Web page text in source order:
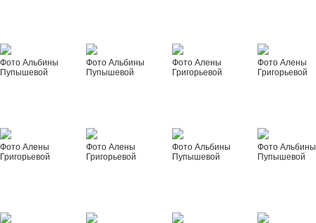
Фото Альбины
Пупышевой
Фото Альбины
Пупышевой
Фото Алены
Григорьевой
Фото Алены
Григорьевой
Фото Алены
Григорьевой
Фото Алены
Григорьевой
Фото Альбины
Пупышевой
Фото Альбины
Пупышевой